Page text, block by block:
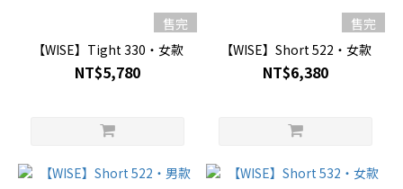
售完
【WISE】Tight 330・女款
NT$5,780
售完
【WISE】Short 522・女款
NT$6,380